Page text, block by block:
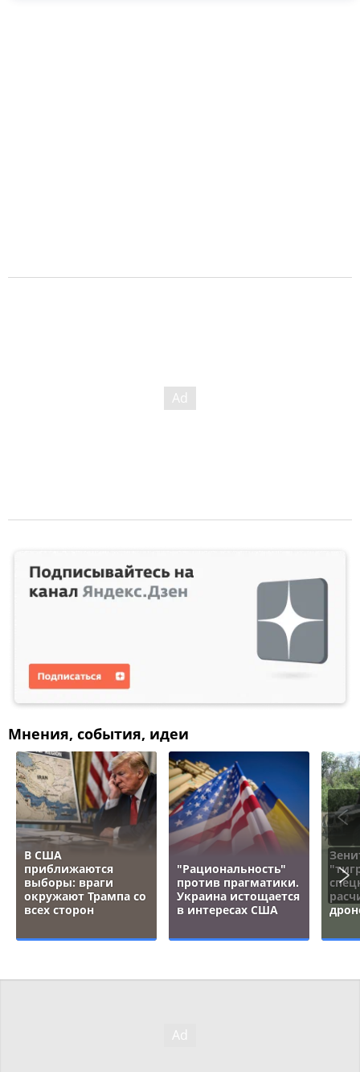
Мнения, события, идеи
В США
приближаются
выборы: враги
окружают Трампа со
всех сторон
"Рациональность"
против прагматики.
Украина истощается
в интересах США